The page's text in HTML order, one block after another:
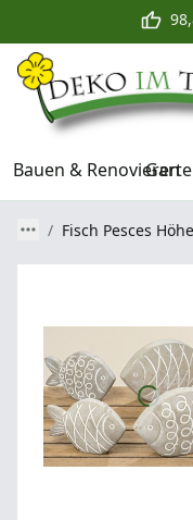
Bauen & Renovieren
Fisch Pesces